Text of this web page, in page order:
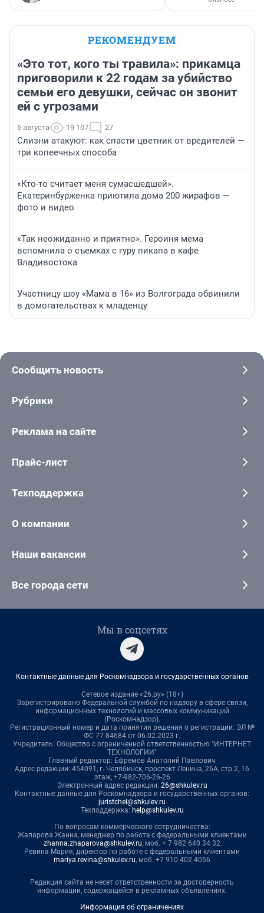
РЕКОМЕНДУЕМ
«Это тот, кого ты травила»: прикамца
приговорили к 22 годам за убийство
семьи его девушки, сейчас он звонит
ей с угрозами
6 августа 19 107 27
Слизни атакуют: как спасти цветник от вредителей —
три копеечных способа
«Кто-то считает меня сумасшедшей».
Екатеринбурженка приютила дома 200 жирафов —
фото и видео
«Так неожиданно и приятно». Героиня мема
вспомнила о съемках с гуру пикапа в кафе
Владивостока
Участницу шоу «Мама в 16» из Волгограда обвинили
в домогательствах к младенцу
Сообщить новость
Рубрики
Реклама на сайте
Прайс-лист
Техподдержка
О компании
Наши вакансии
Все города сети
Мы в соцсетях
Контактные данные для Роскомнадзора и государственных органов
Сетевое издание «26.ру» (18+)
Зарегистрировано Федеральной службой по надзору в сфере связи,
информационных технологий и массовых коммуникаций
(Роскомнадзор).
Регистрационный номер и дата принятия решения о регистрации: ЭЛ №
ФС 77-84684 от 06.02.2023 г.
Учредитель: Общество с ограниченной ответственностью "ИНТЕРНЕТ
ТЕХНОЛОГИИ"
Главный редактор: Ефремов Анатолий Павлович
Адрес редакции: 454091, г. Челябинск, проспект Ленина, 26А, стр.2, 16
этаж, +7-982-706-26-26
Электронный адрес редакции: 26@shkulev.ru
Контактные данные для Роскомнадзора и государственных органов:
juristchel@shkulev.ru
Техподдержка: help@shkulev.ru
По вопросам коммерческого сотрудничества:
Жапарова Жанна, менеджер по работе с федеральными клиентами
zhanna.zhaparova@shkulev.ru, моб. + 7 982 640 34 32
Ревина Мария, директор по работе с федеральными клиентами
mariya.revina@shkulev.ru, моб. +7 910 402 4056
Редакция сайта не несет ответственности за достоверность
информации, содержащейся в рекламных объявлениях.
Информация об ограничениях